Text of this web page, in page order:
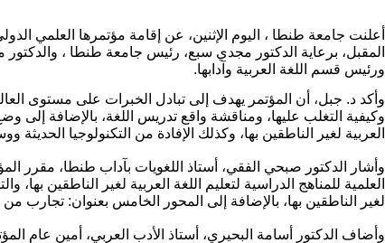
المقبل، برعاية الدكتور مجدي سبع، رئيس جامعة طنطا ، والدكتور
ورئيس قسم اللغة العربية وآدابها.
وأكد د. جبل، أن المؤتمر يهدف إلى تبادل الخبرات على مستوى
وكيفية التغلب عليها، ومناقشة واقع تدريس اللغة، بالإضافة إلى
العربية لغير الناطقين بها، وكذلك الإفادة من التكنولوجيا
العلمية للمناهج الدراسية لتعليم اللغة العربية لغير الناطقين
لغير الناطقين بها، بالإضافة إلى المحور الخامس بعنوان: تجارب
وأضاف الدكتور أسامة البحيري، أستاذ الأدب العربي، أمين عام